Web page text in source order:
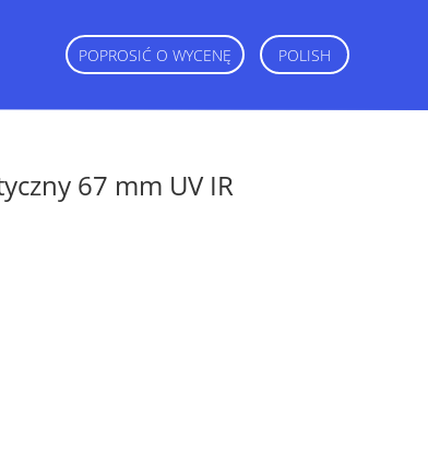
POPROSIĆ O WYCENĘ POLISH
67 mm UV IR